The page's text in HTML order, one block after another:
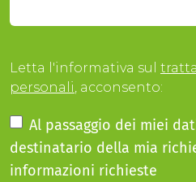
Letta l'informativa sul
personali, acconsento:
Al passaggio dei miei
destinatario della mia
informazioni richieste